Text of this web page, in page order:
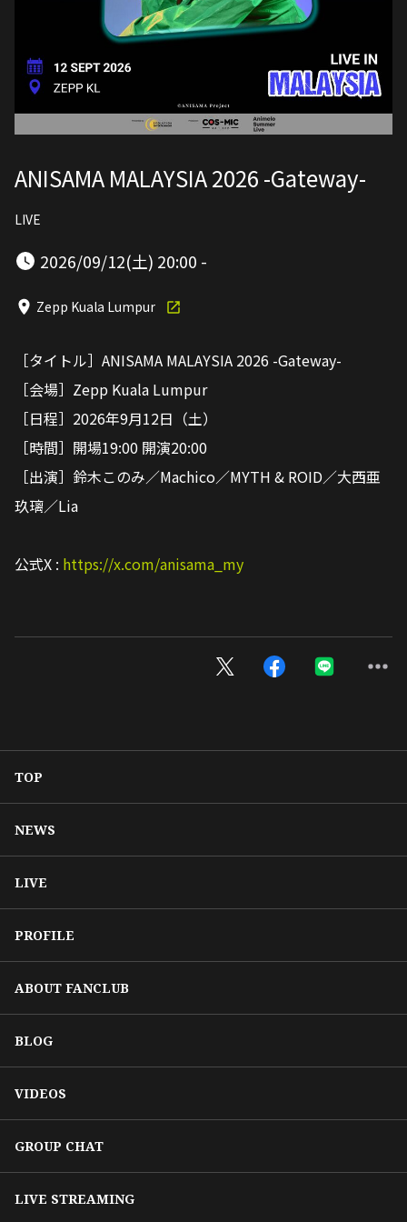
ANISAMA MALAYSIA 2026 -Gateway-
LIVE
2026/09/12(土) 20:00 -
Zepp Kuala Lumpur
［タイトル］ANISAMA MALAYSIA 2026 -Gateway-
［会場］Zepp Kuala Lumpur
［日程］2026年9月12日（土）
［時間］開場19:00 開演20:00
［出演］鈴木このみ／Machico／MYTH & ROID／大西亜
玖璃／Lia
公式X : https://x.com/anisama_my
TOP
NEWS
LIVE
PROFILE
ABOUT FANCLUB
BLOG
VIDEOS
GROUP CHAT
LIVE STREAMING